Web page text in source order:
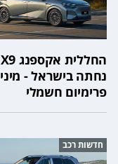
החללית אקספנג X9
נחתה בישראל -
פרימיום חשמלי
חדשות רכב